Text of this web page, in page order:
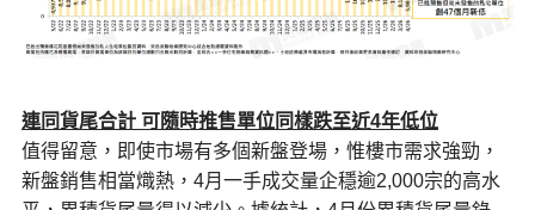
連同貨尾合計 可隨時推售單位同樣跌至近4年低位
值得留意，即使市場有多個新盤登場，惟樓市需求強勁，
新盤銷售相當熾熱，4月一手成交量企穩逾2,000宗的高水